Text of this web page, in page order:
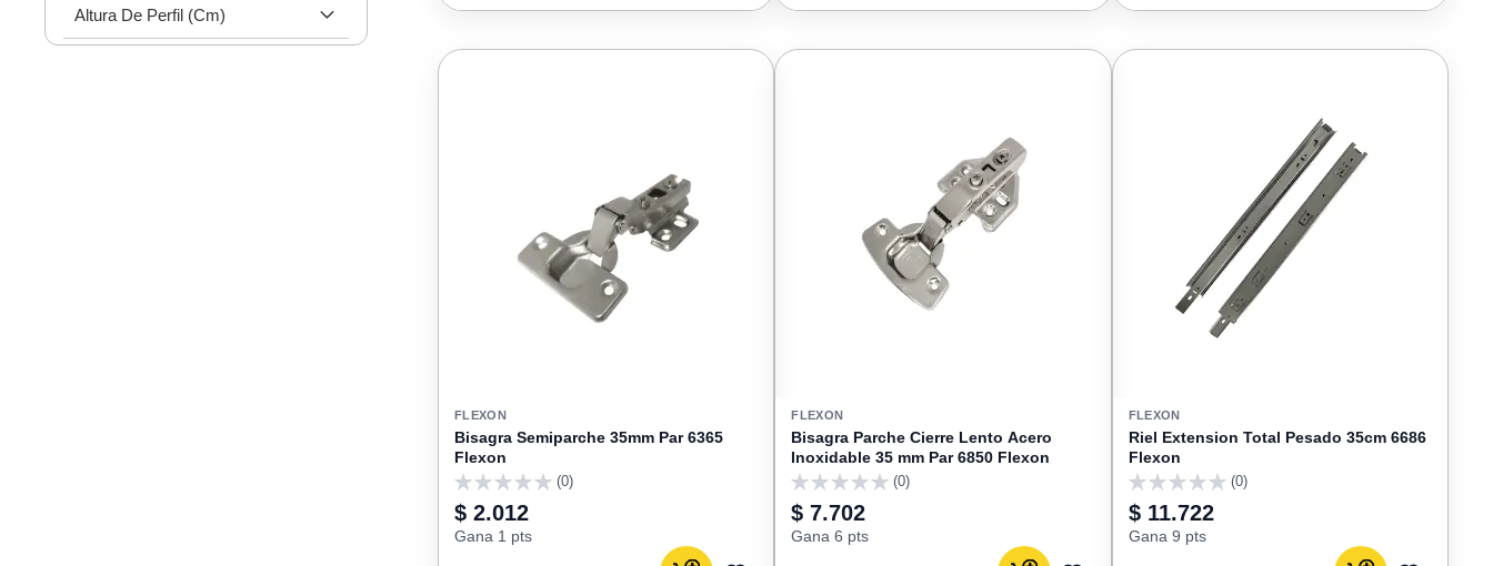
FAVORITOS FAVORITOS
FLEXON
Bisagra Semiparche 35mm Par 6365
Flexon
0
(0)
$ 2.012
Gana 1 pts
FLEXON
Bisagra Parche Cierre Lento Acero
Inoxidable 35 mm Par 6850 Flexon
0
(0)
$ 7.702
Gana 6 pts
FLEXON
Riel Extension Total Pesado 35cm 6686
Flexon
0
(0)
$ 11.722
Gana 9 pts
Altura De Perfil (cm)